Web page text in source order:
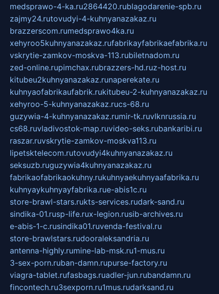
medsprawo-4-ka.ru2864420.rublagodarenie-spb.ru
zajmy24.rutovudyi-4-kuhnyanazakaz.ru
brazzerscom.rumedsprawo4ka.ru
xehyroo5kuhnyanazakaz.rufabrikayfabrikaefabrika.ru
vskrytie-zamkov-moskva-113.rubiletnadom.ru
zed-online.rupimchax.rubrazzers-hd.ruz-host.ru
kitubeu2kuhnyanazakaz.runaperekate.ru
kuhnyaofabrikaufabrik.rukitubeu-2-kuhnyanazakaz.ru
xehyroo-5-kuhnyanazakaz.rucs-68.ru
guzywia-4-kuhnyanazakaz.rumir-tk.ruvlknrussia.ru
cs68.ruvladivostok-map.ruvideo-seks.rubankaribi.ru
raszar.ruvskrytie-zamkov-moskva113.ru
lipetsktelecom.rutovudyi4kuhnyanazakaz.ru
seksuzb.ruguzywia4kuhnyanazakaz.ru
fabrikaofabrikaokuhny.rukuhnyaekuhnyaafabrika.ru
kuhnyaykuhnyayfabrika.rue-abis1c.ru
store-brawl-stars.rukts-services.rudark-sand.ru
sindika-01.rusp-life.rux-legion.rusib-archives.ru
e-abis-1-c.rusindika01.ruvenda-festival.ru
store-brawlstars.rudooraleksandria.ru
antenna-highly.rumine-lab-msk.ru1-mus.ru
3-sex-porn.ruban-damn.rupurse-factory.ru
viagra-tablet.rufasbags.ruadler-jun.rubandamn.ru
fincontech.ru3sexporn.ru1mus.rudarksand.ru